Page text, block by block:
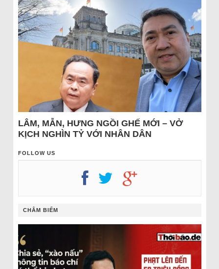
LÂM, MẪN, HƯNG NGỒI GHẾ MỚI – VỞ
KỊCH NGHÌN TỶ VỚI NHÂN DÂN
FOLLOW US
CHÂM BIẾM